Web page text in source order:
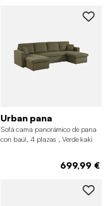
Urban pana
Sofá cama panorámico de pana
con baúl, 4 plazas , Verde kaki
699,99 €